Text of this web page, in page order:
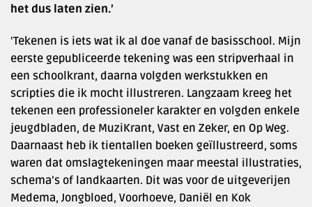
het dus laten zien.’
‘Tekenen is iets wat ik al doe vanaf de basisschool. Mijn
eerste gepubliceerde tekening was een stripverhaal in
een schoolkrant, daarna volgden werkstukken en
scripties die ik mocht illustreren. Langzaam kreeg het
tekenen een professioneler karakter en volgden enkele
jeugdbladen, de MuziKrant, Vast en Zeker, en Op Weg.
Daarnaast heb ik tientallen boeken geïllustreerd, soms
waren dat omslagtekeningen maar meestal illustraties,
schema’s of landkaarten. Dit was voor de uitgeverijen
Medema, Jongbloed, Voorhoeve, Daniël en Kok